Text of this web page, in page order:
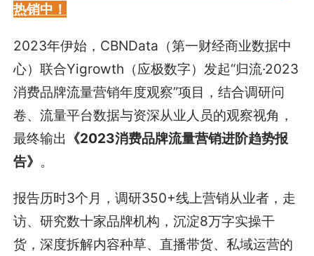
热销中！
2023年伊始，CBNData（第一财经商业数据中
心）联合Yigrowth（应极数字）发起“归流·2023
消费品牌流量营销年度观察”项目，结合调研问
卷、流量平台数据与资深从业人员的观察视角，
最终输出 《2023消费品牌流量营销进阶趋势报
告》 。
报告历时3个月，调研350+线上营销从业者，走
访、研究数十家品牌机构，沉淀8万字实操干
货，深度拆解内容种草、直播带货、私域运营的